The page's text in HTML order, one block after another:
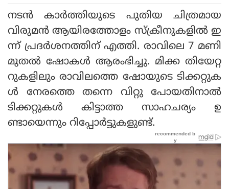
നടന്‍ കാര്‍ത്തിയുടെ പുതിയ ചിത്രമായ
വിരുമന്‍ ആയിരത്തോളം സ്‌ക്രീനുകളില്‍ ഇ
ന്ന് പ്രദര്‍ശനത്തിന് എത്തി. രാവിലെ 7 മണി
മുതല്‍ ഷോകള്‍ ആരംഭിച്ചു. മിക്ക തിയേറ്റ
റുകളിലും രാവിലത്തെ ഷോയുടെ ടിക്കറ്റുക
ള്‍ നേരത്തെ തന്നെ വിറ്റു പോയതിനാല്‍
ടിക്കറ്റുകള്‍ കിട്ടാത്ത സാഹചര്യം ഉ
ണ്ടായെന്നും റിപ്പോര്‍ട്ടുകളുണ്ട്.